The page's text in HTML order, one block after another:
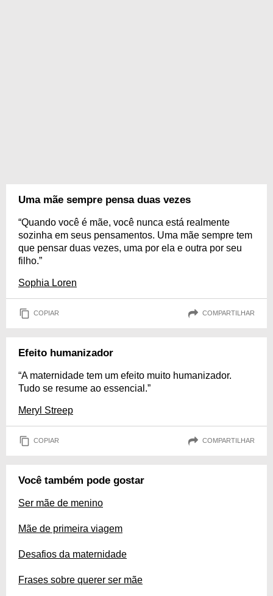
Uma mãe sempre pensa duas vezes
“Quando você é mãe, você nunca está realmente
sozinha em seus pensamentos. Uma mãe sempre tem
que pensar duas vezes, uma por ela e outra por seu
filho.”
Sophia Loren
COPIAR COMPARTILHAR
Efeito humanizador
“A maternidade tem um efeito muito humanizador.
Tudo se resume ao essencial.”
Meryl Streep
COPIAR COMPARTILHAR
Você também pode gostar
Ser mãe de menino
Mãe de primeira viagem
Desafios da maternidade
Frases sobre querer ser mãe